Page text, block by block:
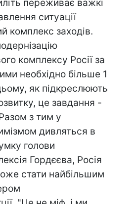
переживає важкі
ситуації
комплекс заходів.
комплексу Росії за
необхідно більше 1
як підкреслюють
це завдання -
з тим у
дивляться в
голови
Гордєєва, Росія
стати найбільшим